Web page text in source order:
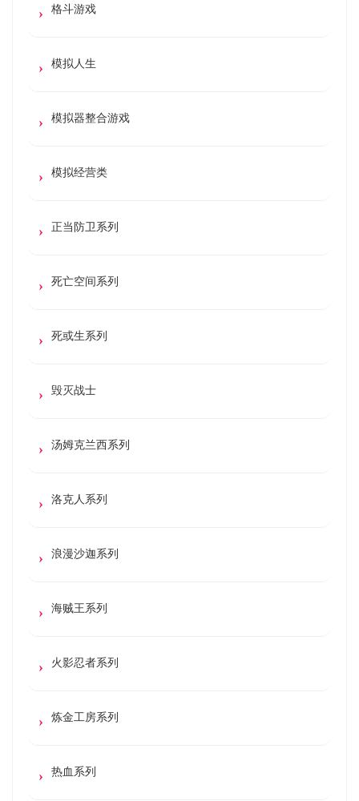
格斗游戏
模拟人生
模拟器整合游戏
模拟经营类
正当防卫系列
死亡空间系列
死或生系列
毁灭战士
汤姆克兰西系列
洛克人系列
浪漫沙迦系列
海贼王系列
火影忍者系列
炼金工房系列
热血系列